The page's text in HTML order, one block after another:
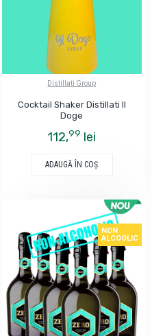
Distillati Group
Cocktail Shaker Distillati Il
Doge
112,99 lei
ADAUGĂ ÎN COŞ
NON
ALCOOLIC